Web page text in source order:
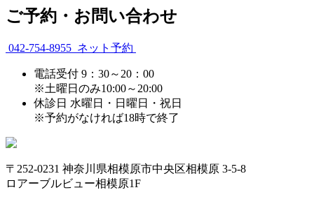
ご予約・お問い合わせ
042-754-8955 ネット予約
電話受付 9：30～20：00
※土曜日のみ10:00～20:00
休診日 水曜日・日曜日・祝日
※予約がなければ18時で終了
〒252-0231 神奈川県相模原市中央区相模原 3-5-8
ロアーブルビュー相模原1F